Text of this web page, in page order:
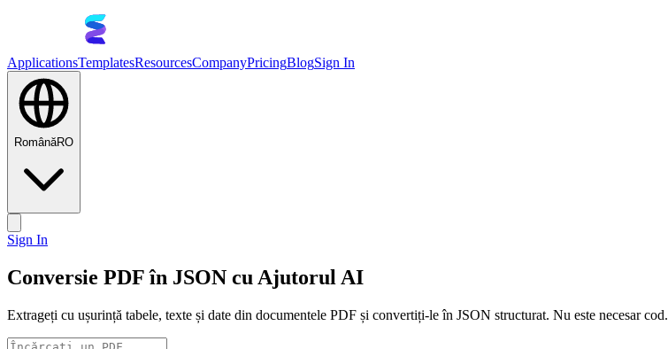
ApplicationsTemplatesResourcesCompanyPricingBlogSign In
RomânăRO
Sign In
Conversie PDF în JSON cu Ajutorul AI
Extrageți cu ușurință tabele, texte și date din documentele PDF și convertiți-le în JSON structurat. Nu este necesar cod.